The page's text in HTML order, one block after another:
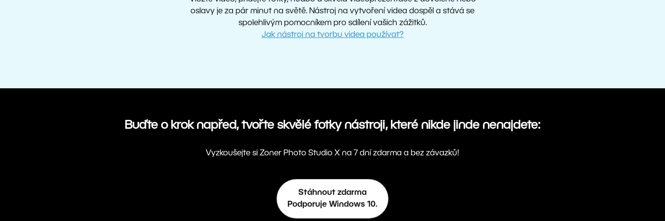
oslavy je za pár minut na světě. Nástroj na vytvoření videa dospěl a stává se
spolehlivým pomocníkem pro sdílení vašich zážitků.
Jak nástroj na tvorbu videa používat?
Buďte o krok napřed, tvořte skvělé fotky nástroji, které nikde jinde nenajdete:
Vyzkoušejte si Zoner Photo Studio X na 7 dní zdarma a bez závazků!
Stáhnout zdarma
Podporuje Windows 10.